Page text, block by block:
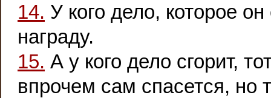
14. У кого дело, которое
награду.
15. А у кого дело сгорит,
впрочем сам спасется, но